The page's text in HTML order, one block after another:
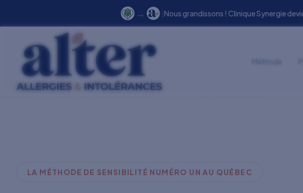
→ |Nous grandissons ! Clinique Synergie
LA MÉTHODE DE SENSIBILITÉ NUMÉRO UN AU QUÉBEC